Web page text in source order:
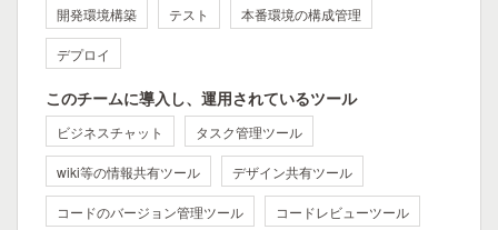
開発環境構築 テスト 本番環境の構成管理
デプロイ
このチームに導入し、運用されているツール
ビジネスチャット タスク管理ツール
wiki等の情報共有ツール デザイン共有ツール
コードのバージョン管理ツール コードレビューツール